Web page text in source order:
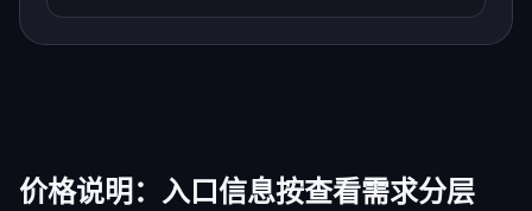
价格说明：入口信息按查看需求分层